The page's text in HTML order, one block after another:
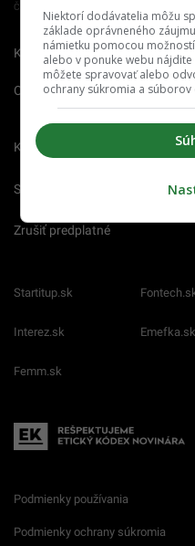
Člen združenia IAB Slovakia
Kontakt Inzercia
O nás Redakcia
Kariéra
Spravovať notifikácie
Zrušiť predplatné
Startitup.sk
Interez.sk Emefka.sk
Femm.sk
Podmienky používania
Podmienky ochrany súkromia
Niektorí dodávatelia môžu
základe oprávneného
námietku pomocou
alebo v ponuke webu
môžete spravovať alebo
ochrany súkromia a súborov